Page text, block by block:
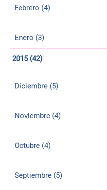
Febrero (4)
Enero (3)
2015 (42)
Diciembre (5)
Noviembre (4)
Octubre (4)
Septiembre (5)